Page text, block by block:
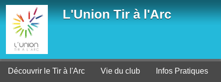
L'Union Tir à l'Arc
Découvrir le Tir à l'Arc Vie du club Infos Pratiques
Panneau de gestion des cookies